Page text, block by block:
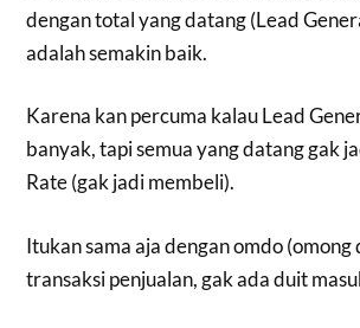
dengan total yang datang (Lead
adalah semakin baik.
Karena kan percuma kalau Lead
banyak, tapi semua yang datang gak
Rate (gak jadi membeli).
Itukan sama aja dengan omdo (omong
transaksi penjualan, gak ada duit